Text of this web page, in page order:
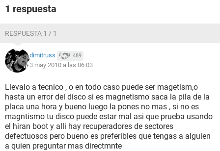
1 respuesta
RESPUESTA 1 / 1
dimitruss 489
3 may 2010 a las 06:03
Llevalo a tecnico , o en todo caso puede ser magetism,o
hasta un error del disco si es magnetismo saca la pila de la
placa una hora y bueno luego la pones no mas , si no es
magntismo tu disco puede estar mal asi que prueba usando
el hiran boot y alli hay recuperadores de sectores
defectuosos pero bueno es preferibles que tengas a alguien
a quien preguntar mas directmnte